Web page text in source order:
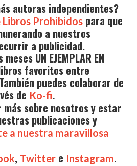
autoras independientes?
Libros Prohibidos para que
a nuestros
a publicidad.
UN EJEMPLAR EN
favoritos entre
puedes colaborar de
de Ko-fi.
más sobre nosotros y estar
publicaciones y
a nuestra maravillosa
, Twitter e Instagram.